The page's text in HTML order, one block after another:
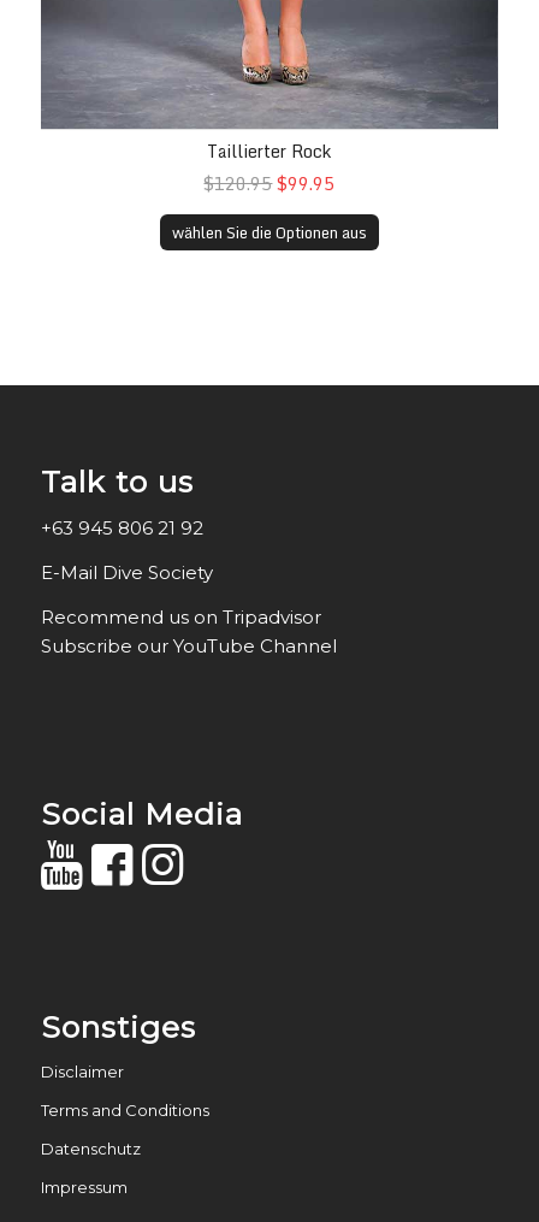
Taillierter Rock
$120.95$99.95
wählen Sie die Optionen aus
Talk to us
+63 945 806 21 92
E-Mail Dive Society
Recommend us on Tripadvisor
Subscribe our YouTube Channel
Social Media
Sonstiges
Disclaimer
Terms and Conditions
Datenschutz
Impressum